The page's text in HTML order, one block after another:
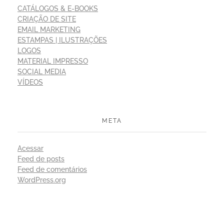
CATÁLOGOS & E-BOOKS
CRIAÇÃO DE SITE
EMAIL MARKETING
ESTAMPAS | ILUSTRAÇÕES
LOGOS
MATERIAL IMPRESSO
SOCIAL MEDIA
VÍDEOS
META
Acessar
Feed de posts
Feed de comentários
WordPress.org